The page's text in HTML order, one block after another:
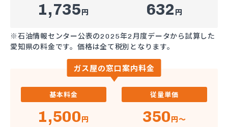
1,735円 632 円
※石油情報センター公表の2025年2月度データから試算した
愛知県の料金です。価格は全て税別となります。
ガス屋の窓口案内料金
基本料金
1,500円
従量単価
350円～